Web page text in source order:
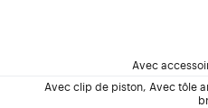
Avec
Avec clip de piston, Avec tôle